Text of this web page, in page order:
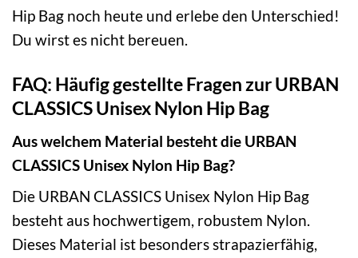
Hip Bag noch heute und erlebe den Unterschied!
Du wirst es nicht bereuen.
FAQ: Häufig gestellte Fragen zur URBAN
CLASSICS Unisex Nylon Hip Bag
Aus welchem Material besteht die URBAN
CLASSICS Unisex Nylon Hip Bag?
Die URBAN CLASSICS Unisex Nylon Hip Bag
besteht aus hochwertigem, robustem Nylon.
Dieses Material ist besonders strapazierfähig,